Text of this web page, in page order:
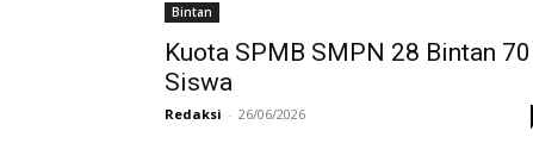
Bintan
Kuota SPMB SMPN 28 Bintan 70
Siswa
Redaksi - 26/06/2026